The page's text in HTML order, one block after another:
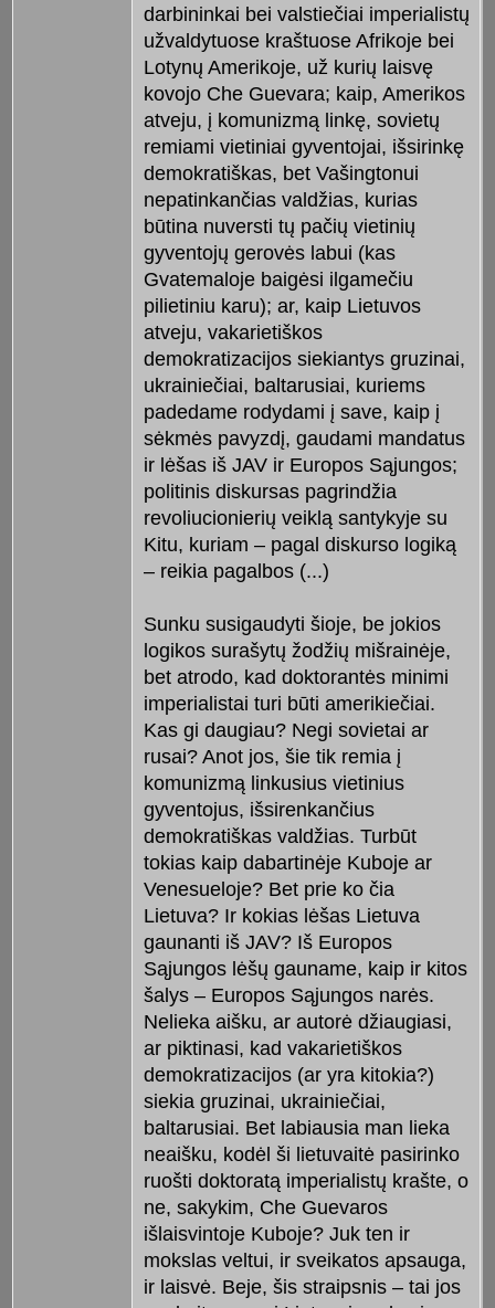
darbininkai bei valstiečiai imperialistų
užvaldytuose kraštuose Afrikoje bei
Lotynų Amerikoje, už kurių laisvę
kovojo Che Guevara; kaip, Amerikos
atveju, į komunizmą linkę, sovietų
remiami vietiniai gyventojai, išsirinkę
demokratiškas, bet Vašingtonui
nepatinkančias valdžias, kurias
būtina nuversti tų pačių vietinių
gyventojų gerovės labui (kas
Gvatemaloje baigėsi ilgamečiu
pilietiniu karu); ar, kaip Lietuvos
atveju, vakarietiškos
demokratizacijos siekiantys gruzinai,
ukrainiečiai, baltarusiai, kuriems
padedame rodydami į save, kaip į
sėkmės pavyzdį, gaudami mandatus
ir lėšas iš JAV ir Europos Sąjungos;
politinis diskursas pagrindžia
revoliucionierių veiklą santykyje su
Kitu, kuriam – pagal diskurso logiką
– reikia pagalbos (...)
Sunku susigaudyti šioje, be jokios
logikos surašytų žodžių mišrainėje,
bet atrodo, kad doktorantės minimi
imperialistai turi būti amerikiečiai.
Kas gi daugiau? Negi sovietai ar
rusai? Anot jos, šie tik remia į
komunizmą linkusius vietinius
gyventojus, išsirenkančius
demokratiškas valdžias. Turbūt
tokias kaip dabartinėje Kuboje ar
Venesueloje? Bet prie ko čia
Lietuva? Ir kokias lėšas Lietuva
gaunanti iš JAV? Iš Europos
Sąjungos lėšų gauname, kaip ir kitos
šalys – Europos Sąjungos narės.
Nelieka aišku, ar autorė džiaugiasi,
ar piktinasi, kad vakarietiškos
demokratizacijos (ar yra kitokia?)
siekia gruzinai, ukrainiečiai,
baltarusiai. Bet labiausia man lieka
neaišku, kodėl ši lietuvaitė pasirinko
ruošti doktoratą imperialistų krašte, o
ne, sakykim, Che Guevaros
išlaisvintoje Kuboje? Juk ten ir
mokslas veltui, ir sveikatos apsauga,
ir laisvė. Beje, šis straipsnis – tai jos